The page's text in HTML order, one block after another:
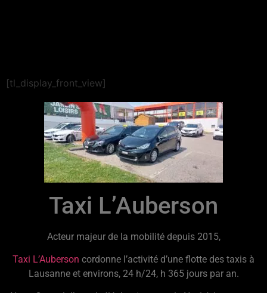
[tl_display_front_view]
Taxi L’Auberson
Acteur majeur de la mobilité depuis 2015,
Taxi L’Auberson cordonne l’activité d’une flotte des taxis à
Lausanne et environs, 24 h/24, h 365 jours par an.